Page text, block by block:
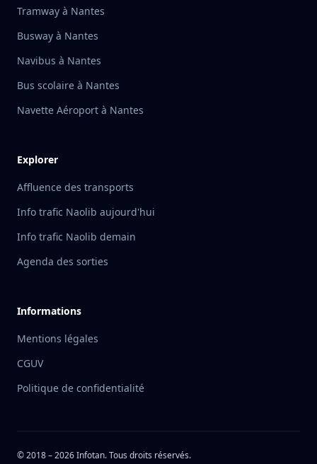
Tramway à Nantes
Busway à Nantes
Navibus à Nantes
Bus scolaire à Nantes
Navette Aéroport à Nantes
Explorer
Affluence des transports
Info trafic Naolib aujourd'hui
Info trafic Naolib demain
Agenda des sorties
Informations
Mentions légales
CGUV
Politique de confidentialité
© 2018 –2026Infotan. Tous droits réservés.